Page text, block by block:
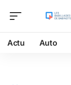
Actu Auto